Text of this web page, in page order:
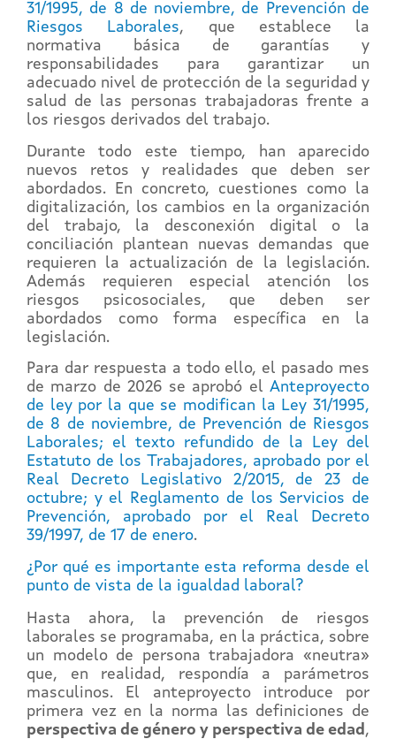
31/1995, de 8 de noviembre, de Prevención de
Riesgos Laborales, que establece la
normativa básica de garantías y
responsabilidades para garantizar un
adecuado nivel de protección de la seguridad y
salud de las personas trabajadoras frente a
los riesgos derivados del trabajo.
Durante todo este tiempo, han aparecido
nuevos retos y realidades que deben ser
abordados. En concreto, cuestiones como la
digitalización, los cambios en la organización
del trabajo, la desconexión digital o la
conciliación plantean nuevas demandas que
requieren la actualización de la legislación.
Además requieren especial atención los
riesgos psicosociales, que deben ser
abordados como forma específica en la
legislación.
Para dar respuesta a todo ello, el pasado mes
de marzo de 2026 se aprobó el Anteproyecto
de ley por la que se modifican la Ley 31/1995,
de 8 de noviembre, de Prevención de Riesgos
Laborales; el texto refundido de la Ley del
Estatuto de los Trabajadores, aprobado por el
Real Decreto Legislativo 2/2015, de 23 de
octubre; y el Reglamento de los Servicios de
Prevención, aprobado por el Real Decreto
39/1997, de 17 de enero.
¿Por qué es importante esta reforma desde el
punto de vista de la igualdad laboral?
Hasta ahora, la prevención de riesgos
laborales se programaba, en la práctica, sobre
un modelo de persona trabajadora «neutra»
que, en realidad, respondía a parámetros
masculinos. El anteproyecto introduce por
primera vez en la norma las definiciones de
perspectiva de género y perspectiva de edad ,